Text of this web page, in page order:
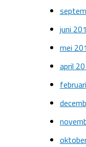
juni
mei
april